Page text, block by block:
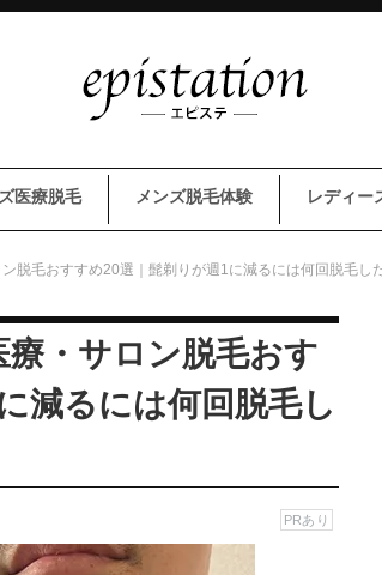
医療脱毛 メンズ脱毛体験 レディー
脱毛おすすめ20選｜髭剃りが週1に減るには何回脱毛し
・サロン脱毛おす
減るには何回脱毛し
PRあり